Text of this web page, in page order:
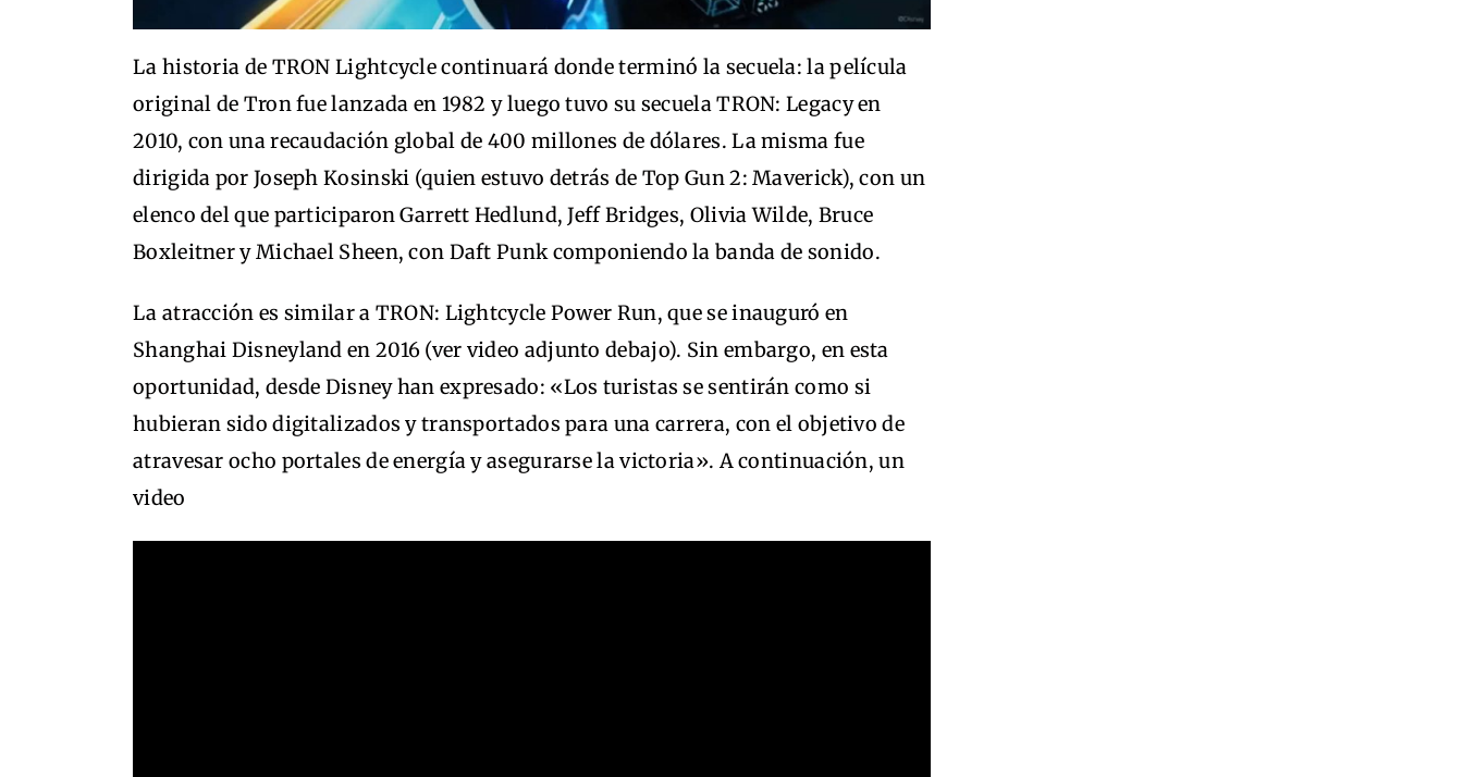
La historia de TRON Lightcycle continuará donde terminó la secuela: la película
original de Tron fue lanzada en 1982 y luego tuvo su secuela TRON: Legacy en
2010, con una recaudación global de 400 millones de dólares. La misma fue
dirigida por Joseph Kosinski (quien estuvo detrás de Top Gun 2: Maverick), con un
elenco del que participaron Garrett Hedlund, Jeff Bridges, Olivia Wilde, Bruce
Boxleitner y Michael Sheen, con Daft Punk componiendo la banda de sonido.
La atracción es similar a TRON: Lightcycle Power Run, que se inauguró en
Shanghai Disneyland en 2016 (ver video adjunto debajo). Sin embargo, en esta
oportunidad, desde Disney han expresado: «Los turistas se sentirán como si
hubieran sido digitalizados y transportados para una carrera, con el objetivo de
atravesar ocho portales de energía y asegurarse la victoria». A continuación, un
video